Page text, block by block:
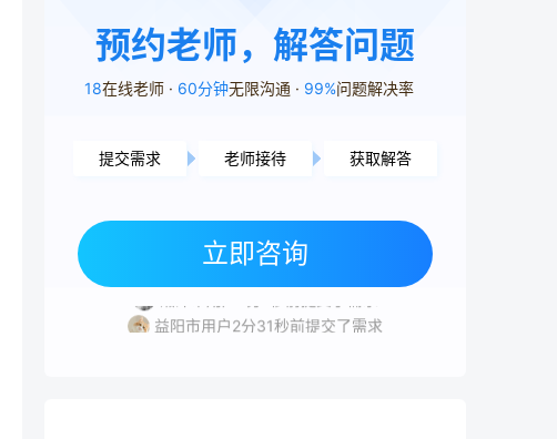
预约老师，解答问题
18在线老师 60分钟无限沟通 99%问题解决率
提交需求 老师接待 获取解答
立即咨询
岳阳市用户1分34秒前提交了需求
株洲市用户3分17秒前提交了需求
湘潭市用户2分1秒前提交了需求
益阳市用户2分31秒前提交了需求